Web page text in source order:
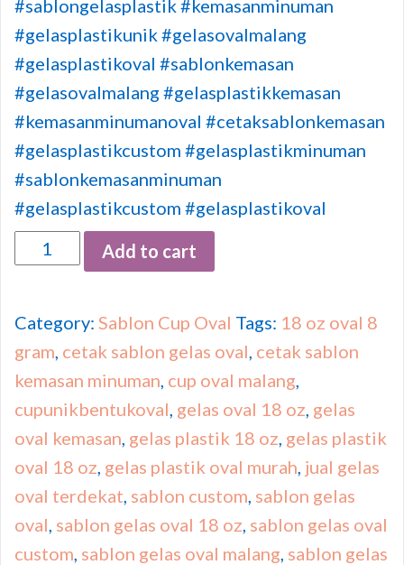
#sablongelasplastik #kemasanminuman
#gelasplastikunik #gelasovalmalang
#gelasplastikoval #sablonkemasan
#gelasovalmalang #gelasplastikkemasan
#kemasanminumanoval #cetaksablonkemasan
#gelasplastikcustom #gelasplastikminuman
#sablonkemasanminuman
#gelasplastikcustom #gelasplastikoval
Quantity
Add to cart
Category: Sablon Cup Oval Tags: 18 oz oval 8
gram cetak sablon gelas oval cetak sablon
kemasan minuman cup oval malang
cupunikbentukoval gelas oval 18 oz gelas
oval kemasan gelas plastik 18 oz gelas plastik
oval 18 oz gelas plastik oval murah jual gelas
oval terdekat sablon custom sablon gelas
oval sablon gelas oval 18 oz sablon gelas oval
custom sablon gelas oval malang sablon gelas